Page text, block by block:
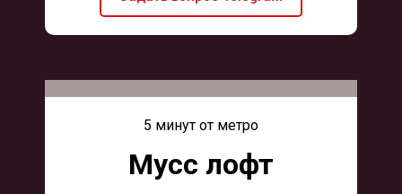
5 минут от метро
Мусс лофт